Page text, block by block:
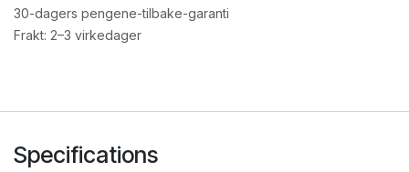
30-dagers pengene-tilbake-garanti
Frakt: 2–3 virkedager
Specifications